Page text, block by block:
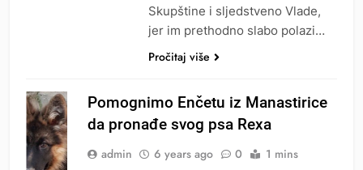
Skupštine i sljedstveno Vlade,
jer im prethodno slabo polazi…
Pročitaj više
Pomognimo Enčetu iz Manastirice
da pronađe svog psa Rexa
admin 6 years ago 0 1 mins